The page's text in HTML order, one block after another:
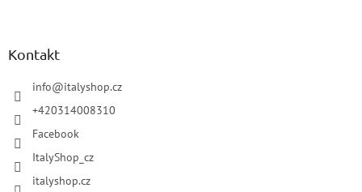
Kontakt
info@italyshop.cz
+420314008310
Facebook
ItalyShop_cz
italyshop.cz